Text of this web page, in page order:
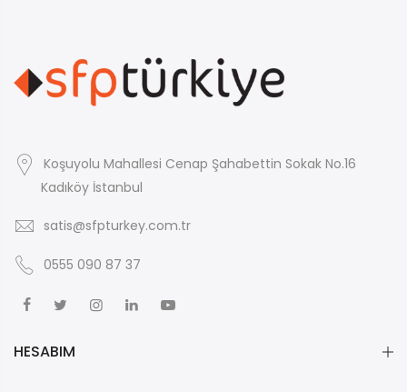
Koşuyolu Mahallesi Cenap Şahabettin Sokak No.16
Kadıköy İstanbul
satis@sfpturkey.com.tr
0555 090 87 37
HESABIM